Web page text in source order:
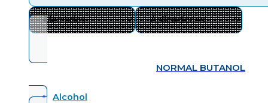
NORMAL BUTANOL
Alcohol